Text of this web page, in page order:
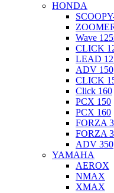
HONDA
Wave
CLICK
LEAD
ADV 150
CLICK
Click 160
PCX 150
PCX 160
FORZA
FORZA
ADV 350
YAMAHA
AEROX
NMAX
XMAX